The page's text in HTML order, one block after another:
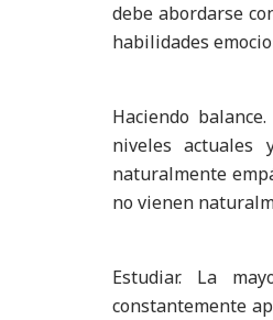
debe abordarse
habilidades
Haciendo
niveles actuales
naturalmente
no vienen
Estudiar. La
constantemente